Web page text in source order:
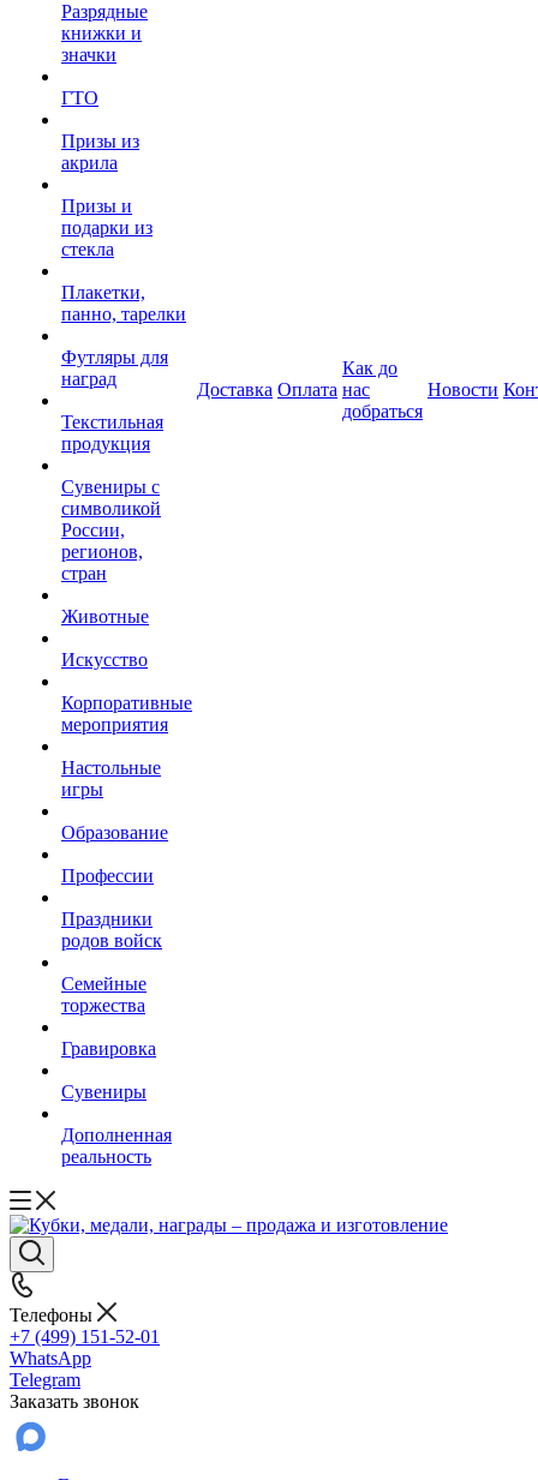
Разрядные
книжки и
значки
ГТО
Призы из
акрила
Призы и
подарки из
стекла
Плакетки,
панно, тарелки
Футляры для
наград
Текстильная
продукция
Сувениры с
символикой
России,
регионов,
стран
Животные
Искусство
Корпоративные
мероприятия
Настольные
игры
Образование
Профессии
Праздники
родов войск
Семейные
торжества
Гравировка
Сувениры
Дополненная
реальность
Доставка Оплата
Как до
нас
добраться
Новости
Телефоны
+7 (499) 151-52-01
WhatsApp
Telegram
Заказать звонок